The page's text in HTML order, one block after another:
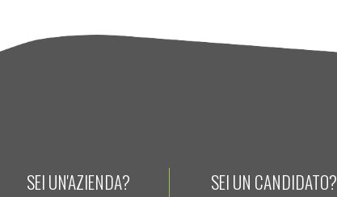
SEI UN'AZIENDA? SEI UN CANDIDATO?